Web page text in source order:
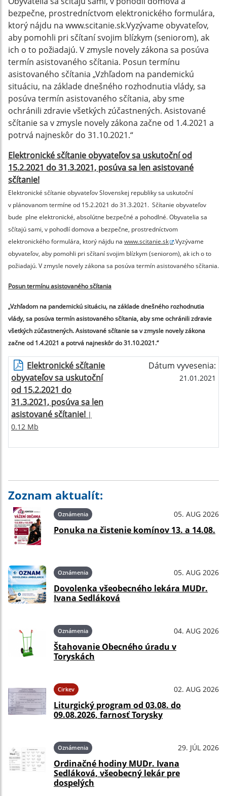
bezpečne, prostredníctvom elektronického formulára,
ktorý nájdu na www.scitanie.sk.Vyzývame obyvateľov,
aby pomohli pri sčítaní svojim blízkym (seniorom), ak
ich o to požiadajú. V zmysle novely zákona sa posúva
termín asistovaného sčítania. Posun termínu
asistovaného sčítania „Vzhľadom na pandemickú
situáciu, na základe dnešného rozhodnutia vlády, sa
posúva termín asistovaného sčítania, aby sme
ochránili zdravie všetkých zúčastnených. Asistované
sčítanie sa v zmysle novely zákona začne od 1.4.2021 a
potrvá najneskôr do 31.10.2021.“
Elektronické sčítanie obyvateľov sa uskutoční od
15.2.2021 do 31.3.2021, posúva sa len asistované
sčítanie!
Elektronické sčítanie obyvateľov Slovenskej republiky sa uskutoční
v plánovanom termíne od 15.2.2021 do 31.3.2021. Sčítanie obyvateľov
bude plne elektronické, absolútne bezpečné a pohodlné. Obyvatelia sa
sčítajú sami, v pohodlí domova a bezpečne, prostredníctvom
elektronického formulára, ktorý nájdu na www.scitanie.sk
.Vyzývame
obyvateľov, aby pomohli pri sčítaní svojim blízkym (seniorom), ak ich o to
požiadajú. V zmysle novely zákona sa posúva termín asistovaného sčítania.
Posun termínuasistovaného sčítania
„Vzhľadom na pandemickú situáciu, na základe dnešného rozhodnutia
vlády, sa posúva termín asistovaného sčítania, aby sme ochránili zdravie
všetkých zúčastnených. Asistované sčítanie sa v zmysle novely zákona
začne od 1.4.2021 a potrvá najneskôr do 31.10.2021.“
Elektronické sčítanie
obyvateľov sa uskutoční
od 15.2.2021 do
31.3.2021, posúva sa len
asistované sčítanie! |
0.12 Mb
Dátum vyvesenia:
21.01.2021
Zoznam aktualít:
Oznámenia 05. AUG 2026
Ponuka na čistenie komínov 13. a 14.08.
Oznámenia 05. AUG 2026
Dovolenka všeobecného lekára MUDr.
Ivana Sedláková
Oznámenia 04. AUG 2026
Štahovanie Obecného úradu v
Toryskách
Cirkev 02. AUG 2026
Liturgický program od 03.08. do
09.08.2026, farnosť Torysky
Oznámenia 29. JÚL 2026
Ordinačné hodiny MUDr. Ivana
Sedláková, všeobecný lekár pre
dospelých